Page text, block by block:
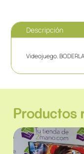
Descripción
Videojuego.
Productos